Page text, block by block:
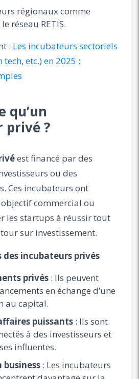
régionaux comme
réseau RETIS.
: Les incubateurs sectoriels
tech, etc.) en 2025 :
qu’un
privé ?
est financé par des
ou des
Ces incubateurs ont
commercial ou
les startups à réussir tout
sur investissement.
incubateurs privés
privés : Ils peuvent
en échange d’une
au capital.
puissants : Ils sont
à des investisseurs et
influentes.
: Les incubateurs